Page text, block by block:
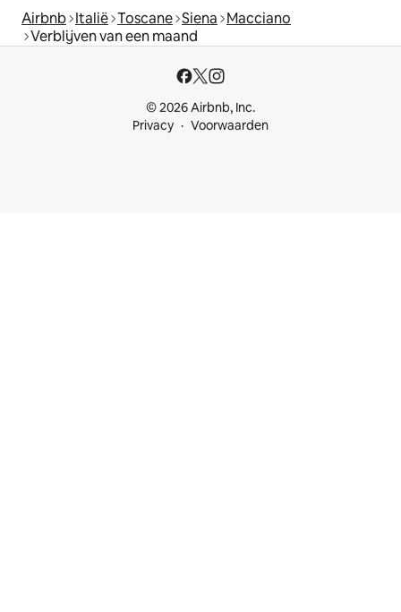
Airbnb Italië Toscane Siena Macciano
Verblijven van een maand
© 2026 Airbnb, Inc.
Privacy
Voorwaarden